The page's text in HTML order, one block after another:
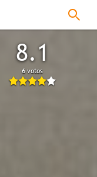
8.1
6 votos